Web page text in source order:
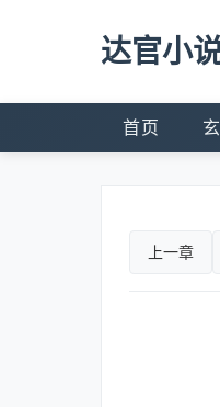
达官小
首页
上一章